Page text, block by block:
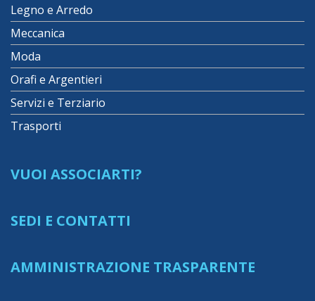
Legno e Arredo
Meccanica
Moda
Orafi e Argentieri
Servizi e Terziario
Trasporti
VUOI ASSOCIARTI?
SEDI E CONTATTI
AMMINISTRAZIONE TRASPARENTE